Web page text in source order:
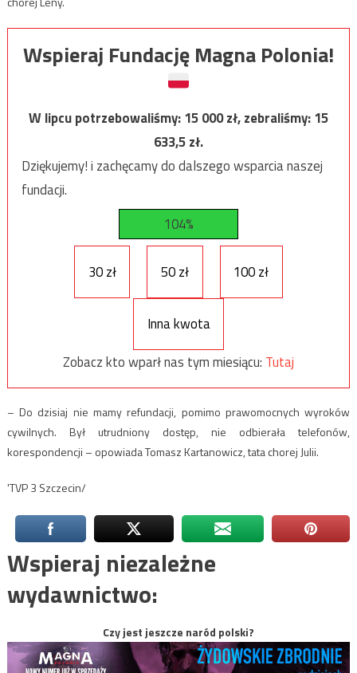
Wspieraj Fundację Magna Polonia!
W lipcu potrzebowaliśmy:15 000zł, zebraliśmy:15
633,5zł.
Dziękujemy! i zachęcamy do dalszego wsparcia naszej
fundacji.
104%
30 zł 50 zł 100 zł
Inna kwota
Zobacz kto wparł nas tym miesiącu: Tutaj
– Do dzisiaj nie mamy refundacji, pomimo prawomocnych wyroków
cywilnych. Był utrudniony dostęp, nie odbierała telefonów,
korespondencji – opowiada Tomasz Kartanowicz, tata chorej Julii.
'TVP 3 Szczecin/
Wspieraj niezależne
wydawnictwo:
Czy jest jeszcze naród polski?